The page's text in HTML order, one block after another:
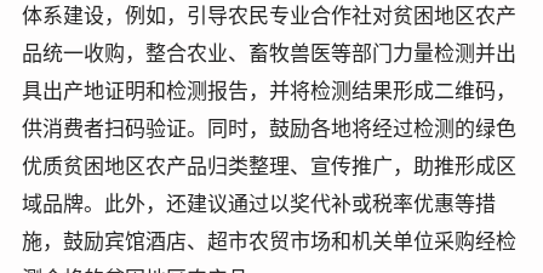
体系建设，例如，引导农民专业合作社对贫困地区农产
品统一收购，整合农业、畜牧兽医等部门力量检测并出
具出产地证明和检测报告，并将检测结果形成二维码，
供消费者扫码验证。同时，鼓励各地将经过检测的绿色
优质贫困地区农产品归类整理、宣传推广，助推形成区
域品牌。此外，还建议通过以奖代补或税率优惠等措
施，鼓励宾馆酒店、超市农贸市场和机关单位采购经检